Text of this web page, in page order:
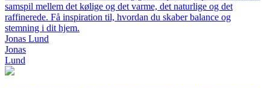
samspil mellem det kølige og det varme, det naturlige og det
raffinerede. Få inspiration til, hvordan du skaber balance og
stemning i dit hjem.
Jonas Lund
Jonas
Lund